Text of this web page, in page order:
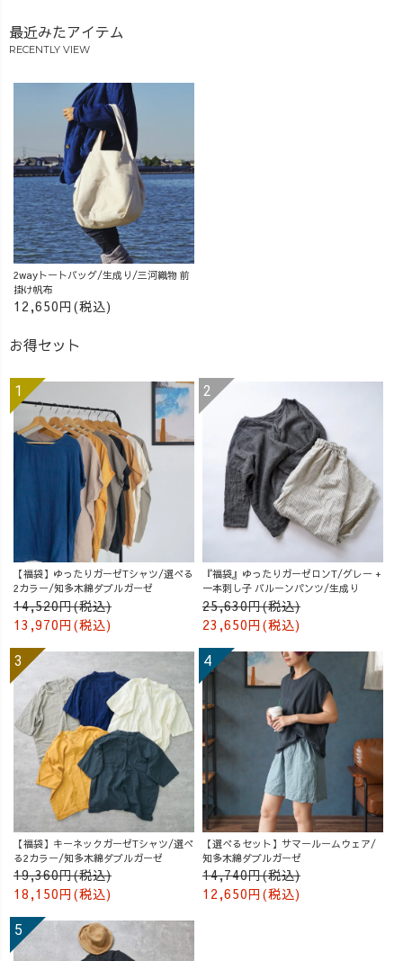
最近みたアイテム
RECENTLY VIEW
2wayトートバッグ/生成り/三河織物 前
掛け帆布
12,650円(税込)
お得セット
【福袋】ゆったりガーゼTシャツ/選べる
2カラー/知多木綿ダブルガーゼ
14,520円(税込)
13,970円(税込)
『福袋』ゆったりガーゼロンT/グレー +
一本刺し子 バルーンパンツ/生成り
25,630円(税込)
23,650円(税込)
【福袋】キーネックガーゼTシャツ/選べ
る2カラー/知多木綿ダブルガーゼ
19,360円(税込)
18,150円(税込)
【選べるセット】サマールームウェア/
知多木綿ダブルガーゼ
14,740円(税込)
12,650円(税込)